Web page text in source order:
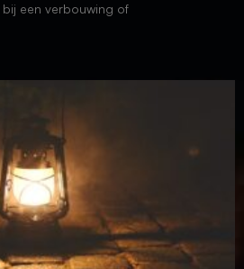
bij een verbouwing of